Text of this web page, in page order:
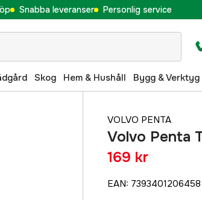
Snabba leveranser Personlig service
Skog Hem & Hushåll Bygg & Verktyg
VOLVO PENTA
Volvo Penta
169 kr
EAN: 7393401206458